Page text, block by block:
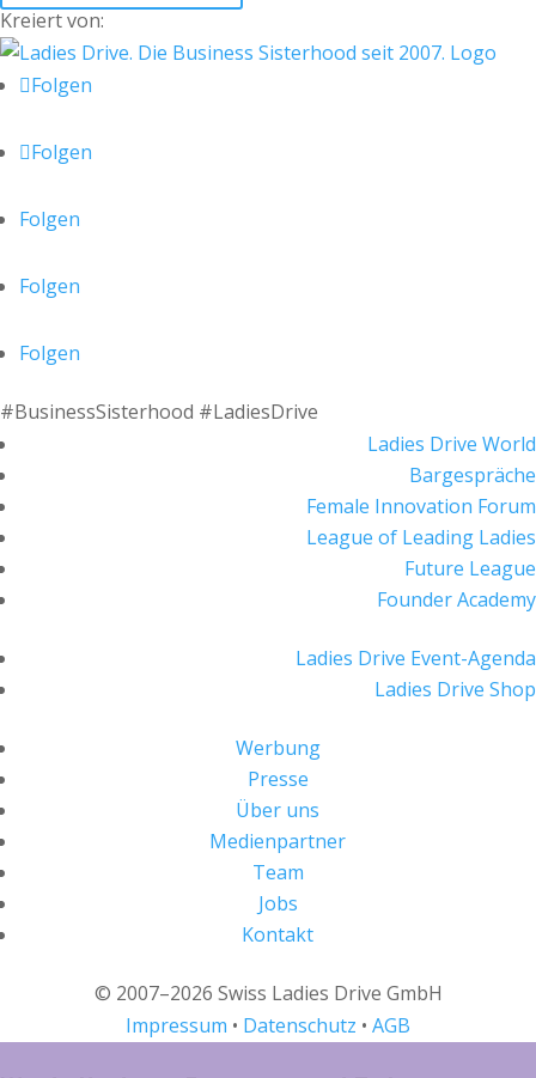
Kreiert von:
Folgen
Folgen
Folgen
Folgen
Folgen
#BusinessSisterhood #LadiesDrive
Ladies Drive World
Bargespräche
Female Innovation Forum
League of Leading Ladies
Future League
Founder Academy
Ladies Drive Event-Agenda
Ladies Drive Shop
Werbung
Presse
Über uns
Medienpartner
Team
Jobs
Kontakt
© 2007–2026 Swiss Ladies Drive GmbH
Impressum • Datenschutz • AGB